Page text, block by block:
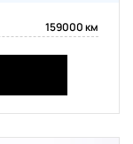
159000 км